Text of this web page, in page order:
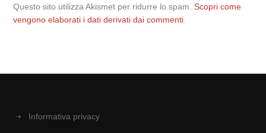
Questo sito utilizza Akismet per ridurre lo spam.Scopri come
vengono elaborati i dati derivati dai commenti
Informativa privacy